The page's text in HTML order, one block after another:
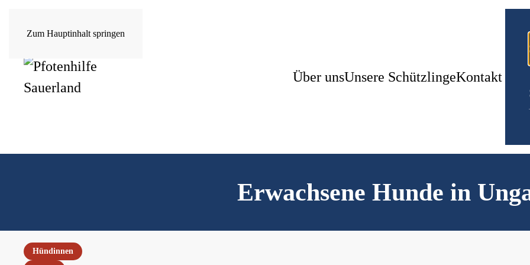
Zum Hauptinhalt springen
Über unsUnsere SchützlingeKontakt
Erwachsene Hunde in
Hündinnen